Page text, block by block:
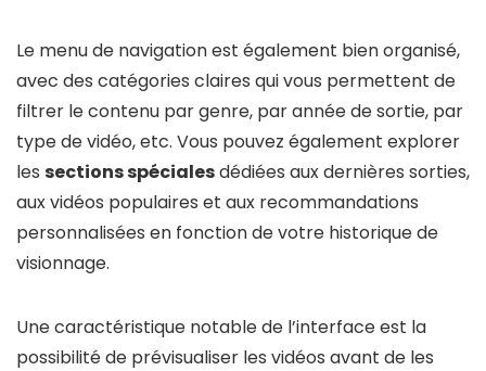
Le menu de navigation est également bien organisé,
avec des catégories claires qui vous permettent de
filtrer le contenu par genre, par année de sortie, par
type de vidéo, etc. Vous pouvez également explorer
les sections spécialesdédiées aux dernières sorties,
aux vidéos populaires et aux recommandations
personnalisées en fonction de votre historique de
visionnage.
Une caractéristique notable de l’interface est la
possibilité de prévisualiser les vidéos avant de les